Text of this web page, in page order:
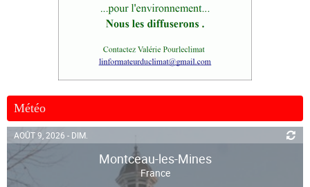
Météo
AOÛT 9, 2026 - DIM.
Montceau-les-Mines
France